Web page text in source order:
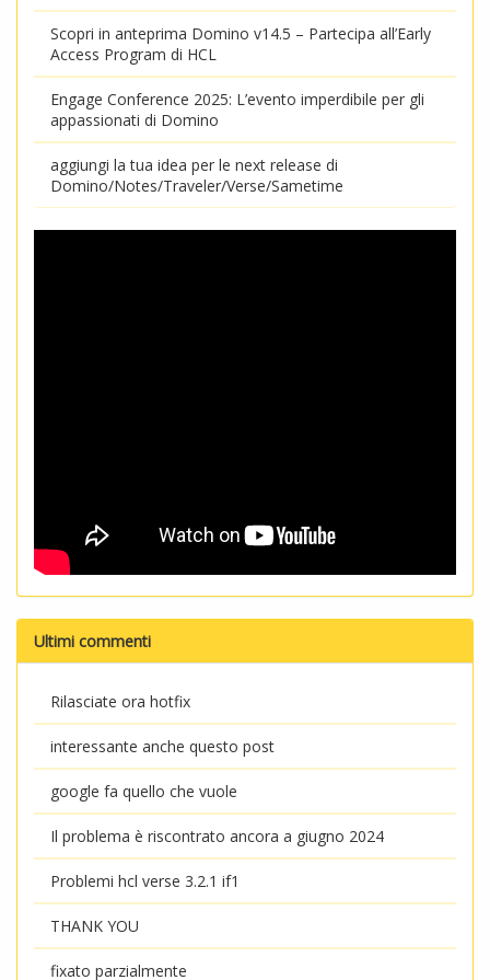
Scopri in anteprima Domino v14.5 – Partecipa all’Early
Access Program di HCL
Engage Conference 2025: L’evento imperdibile per gli
appassionati di Domino
aggiungi la tua idea per le next release di
Domino/Notes/Traveler/Verse/Sametime
Ultimi commenti
Rilasciate ora hotfix
interessante anche questo post
google fa quello che vuole
Il problema è riscontrato ancora a giugno 2024
Problemi hcl verse 3.2.1 if1
THANK YOU
fixato parzialmente